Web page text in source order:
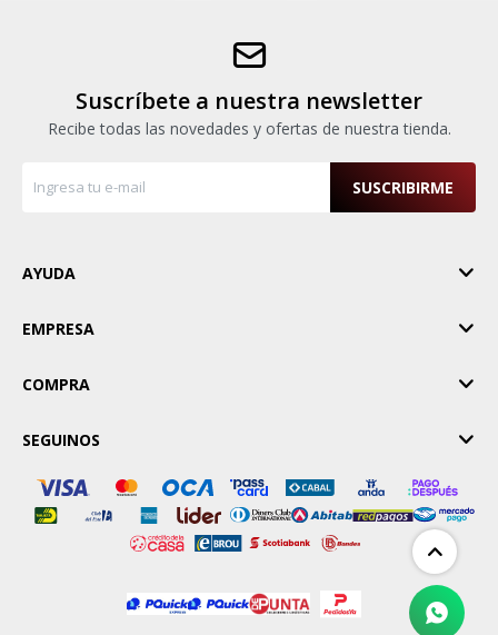
Suscríbete a nuestra newsletter
Recibe todas las novedades y ofertas de nuestra tienda.
SUSCRIBIRME
AYUDA
EMPRESA
COMPRA
SEGUINOS